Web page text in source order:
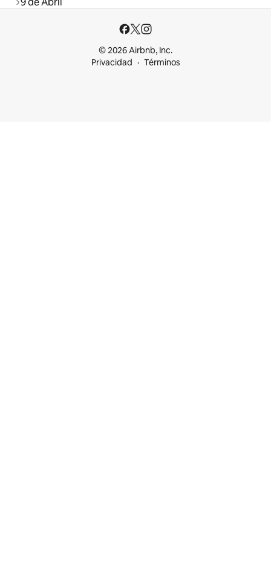
© 2026 Airbnb, Inc.
Privacidad
Términos